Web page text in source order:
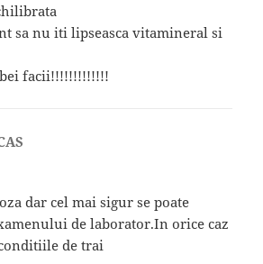
sa nu iti lipseasca vitamineral si
facii!!!!!!!!!!!!!
dar cel mai sigur se poate
de laborator.In orice caz
de trai